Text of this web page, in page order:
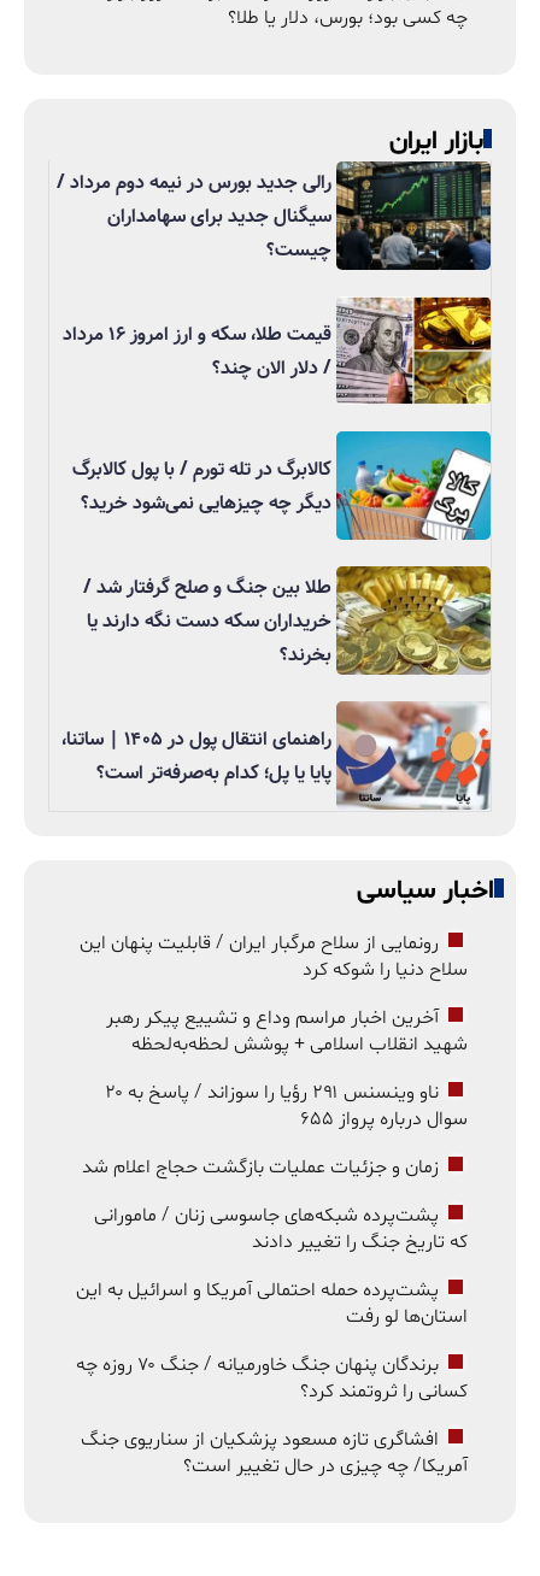
چه کسی بود؛ بورس، دلار یا طلا؟
بازار ایران
رالی جدید بورس در نیمه دوم مرداد /
سیگنال جدید برای سهامداران
چیست؟
قیمت طلا، سکه و ارز امروز ۱۶ مرداد
/ دلار الان چند؟
کالابرگ در تله تورم / با پول کالابرگ
دیگر چه چیزهایی نمی‌شود خرید؟
طلا بین جنگ و صلح گرفتار شد /
خریداران سکه دست نگه دارند یا
بخرند؟
راهنمای انتقال پول در ۱۴۰۵ | ساتنا،
پایا یا پل؛ کدام به‌صرفه‌تر است؟
اخبار سیاسی
رونمایی از سلاح مرگبار ایران / قابلیت پنهان این
سلاح دنیا را شوکه کرد
آخرین اخبار مراسم وداع و تشییع پیکر رهبر
شهید انقلاب اسلامی + پوشش لحظه‌به‌لحظه
ناو وینسنس ۲۹۱ رؤیا را سوزاند / پاسخ به ۲۰
سوال درباره پرواز ۶۵۵
زمان و جزئیات عملیات بازگشت حجاج اعلام شد
پشت‌پرده شبکه‌های جاسوسی زنان / مامورانی
که تاریخ جنگ را تغییر دادند
پشت‌پرده حمله احتمالی آمریکا و اسرائیل به این
استان‌ها لو رفت
برندگان پنهان جنگ خاورمیانه / جنگ ۷۰ روزه چه
کسانی را ثروتمند کرد؟
افشاگری تازه مسعود پزشکیان از سناریوی جنگ
آمریکا/ چه چیزی در حال تغییر است؟